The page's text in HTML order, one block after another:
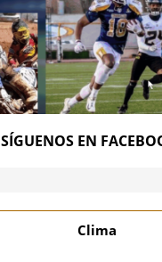
SÍGUENOS EN
Clima